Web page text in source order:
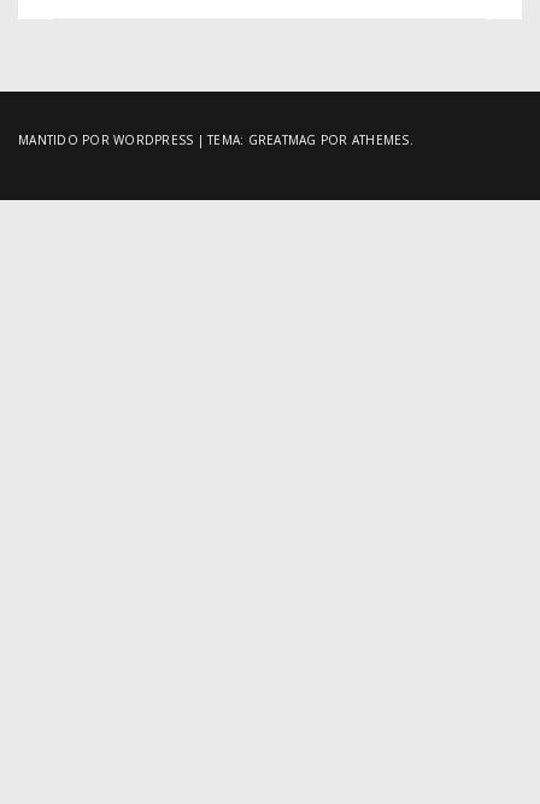
MANTIDO POR WORDPRESS |TEMA: GREATMAG POR ATHEMES.